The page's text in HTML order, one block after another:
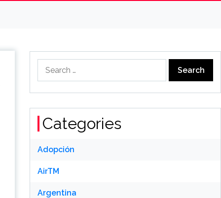
for:
Categories
Adopción
AirTM
Argentina